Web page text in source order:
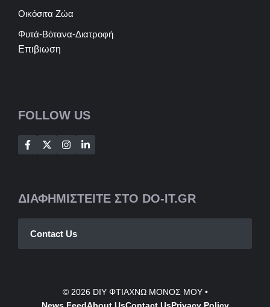
Οικόσιτα Ζώα
Φυτά-Βότανα-Διατροφή
Επιβιωση
FOLLOW US
ΔΙΑΦΗΜΙΣΤΕΙΤΕ ΣΤΟ DO-IT.GR
Contact Us
© 2026 DIY ΦΤΙΑΧΝΩ ΜΟΝΟΣ ΜΟΥ•